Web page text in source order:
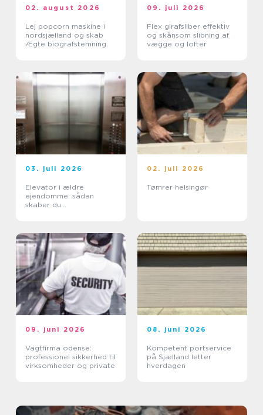
02. august 2026
Lej popcorn maskine i
nordsjælland og skab
Ægte biografstemning
09. juli 2026
Flex girafsliber effektiv
og skånsom slibning af
vægge og lofter
03. juli 2026
Elevator i ældre
ejendomme: sådan
skaber du
02. juli 2026
Tømrer helsingør
09. juni 2026
Vagtfirma odense:
professionel sikkerhed til
virksomheder og private
08. juni 2026
Kompetent portservice
på Sjælland letter
hverdagen